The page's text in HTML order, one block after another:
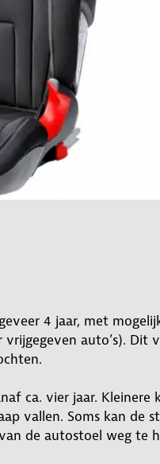
4 jaar, met
auto’s). Dit
ca. vier jaar. Kleinere
vallen. Soms kan de
de autostoel weg te